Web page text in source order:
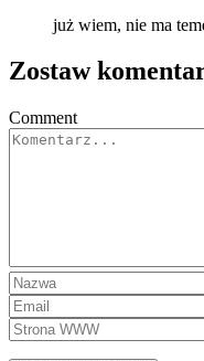
już wiem, nie ma
Zostaw
Comment